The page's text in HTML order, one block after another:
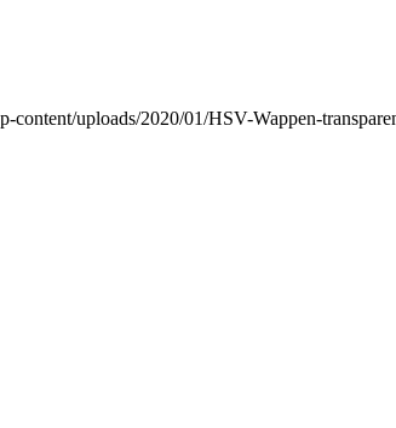
content/uploads/2020/01/HSV-Wappen-